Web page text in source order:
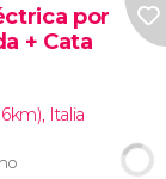
por
+ Cata
, Italia